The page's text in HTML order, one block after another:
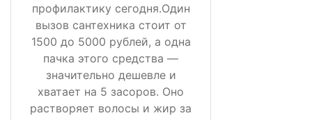
профилактику сегодня.Один
вызов сантехника стоит от
1500 до 5000 рублей, а одна
пачка этого средства —
значительно дешевле и
хватает на 5 засоров. Оно
растворяет волосы и жир за